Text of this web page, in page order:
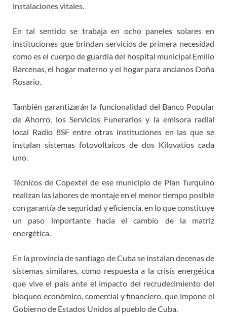
instalaciones vitales.
En tal sentido se trabaja en ocho paneles solares en
instituciones que brindan servicios de primera necesidad
como es el cuerpo de guardia del hospital municipal Emilio
Bárcenas, el hogar materno y el hogar para ancianos Doña
Rosario.
También garantizarán la funcionalidad del Banco Popular
de Ahorro, los Servicios Funerarios y la emisora radial
local Radio 8SF entre otras instituciones en las que se
instalan sistemas fotovoltaicos de dos Kilovatios cada
uno.
Técnicos de Copextel de ese municipio de Plan Turquino
realizan las labores de montaje en el menor tiempo posible
con garantía de seguridad y eficiencia, en lo que constituye
un paso importante hacia el cambio de la matriz
energética.
En la provincia de santiago de Cuba se instalan decenas de
sistemas similares, como respuesta a la crisis energética
que vive el país ante el impacto del recrudecimiento del
bloqueo económico, comercial y financiero, que impone el
Gobierno de Estados Unidos al pueblo de Cuba.